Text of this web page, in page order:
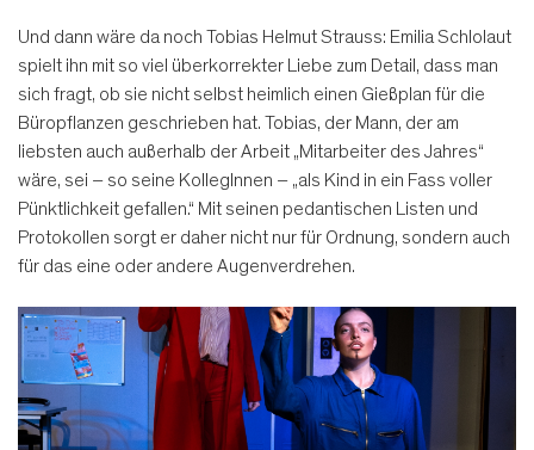
Und dann wäre da noch Tobias Helmut Strauss: Emilia Schlolaut
spielt ihn mit so viel überkorrekter Liebe zum Detail, dass man
sich fragt, ob sie nicht selbst heimlich einen Gießplan für die
Büropflanzen geschrieben hat. Tobias, der Mann, der am
liebsten auch außerhalb der Arbeit „Mitarbeiter des Jahres“
wäre, sei – so seine KollegInnen – „als Kind in ein Fass voller
Pünktlichkeit gefallen.“ Mit seinen pedantischen Listen und
Protokollen sorgt er daher nicht nur für Ordnung, sondern auch
für das eine oder andere Augenverdrehen.